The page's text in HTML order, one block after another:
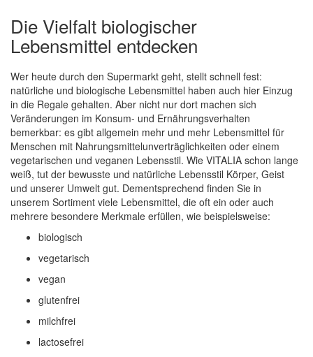
Die Vielfalt biologischer
Lebensmittel entdecken
Wer heute durch den Supermarkt geht, stellt schnell fest:
natürliche und biologische Lebensmittel haben auch hier Einzug
in die Regale gehalten. Aber nicht nur dort machen sich
Veränderungen im Konsum- und Ernährungsverhalten
bemerkbar: es gibt allgemein mehr und mehr Lebensmittel für
Menschen mit Nahrungsmittelunverträglichkeiten oder einem
vegetarischen und veganen Lebensstil. Wie VITALIA schon lange
weiß, tut der bewusste und natürliche Lebensstil Körper, Geist
und unserer Umwelt gut. Dementsprechend finden Sie in
unserem Sortiment viele Lebensmittel, die oft ein oder auch
mehrere besondere Merkmale erfüllen, wie beispielsweise:
biologisch
vegetarisch
vegan
glutenfrei
milchfrei
lactosefrei